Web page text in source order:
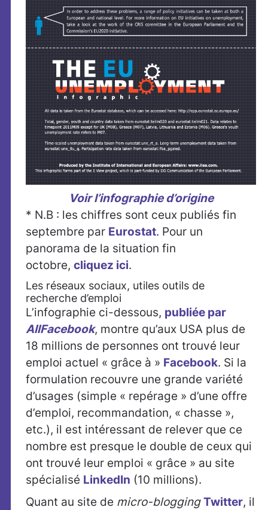
Voir l’infographie d’origine
* N.B : les chiffres sont ceux publiés fin
septembre par Eurostat. Pour un
panorama de la situation fin
octobre, cliquez ici.
Les réseaux sociaux, utiles outils de
recherche d’emploi
L’infographie ci-dessous, publiée par
AllFacebook, montre qu’aux USA plus de
18 millions de personnes ont trouvé leur
emploi actuel « grâce à » Facebook. Si la
formulation recouvre une grande variété
d’usages (simple « repérage » d’une offre
d’emploi, recommandation, « chasse »,
etc.), il est intéressant de relever que ce
nombre est presque le double de ceux qui
ont trouvé leur emploi « grâce » au site
spécialisé LinkedIn (10 millions).
Quant au site de micro-blogging Twitter, il